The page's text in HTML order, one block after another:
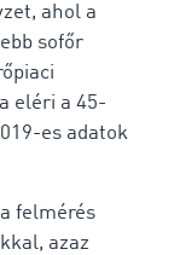
ahol a
sofőr
eléri a 45-
es adatok
felmérés
azaz